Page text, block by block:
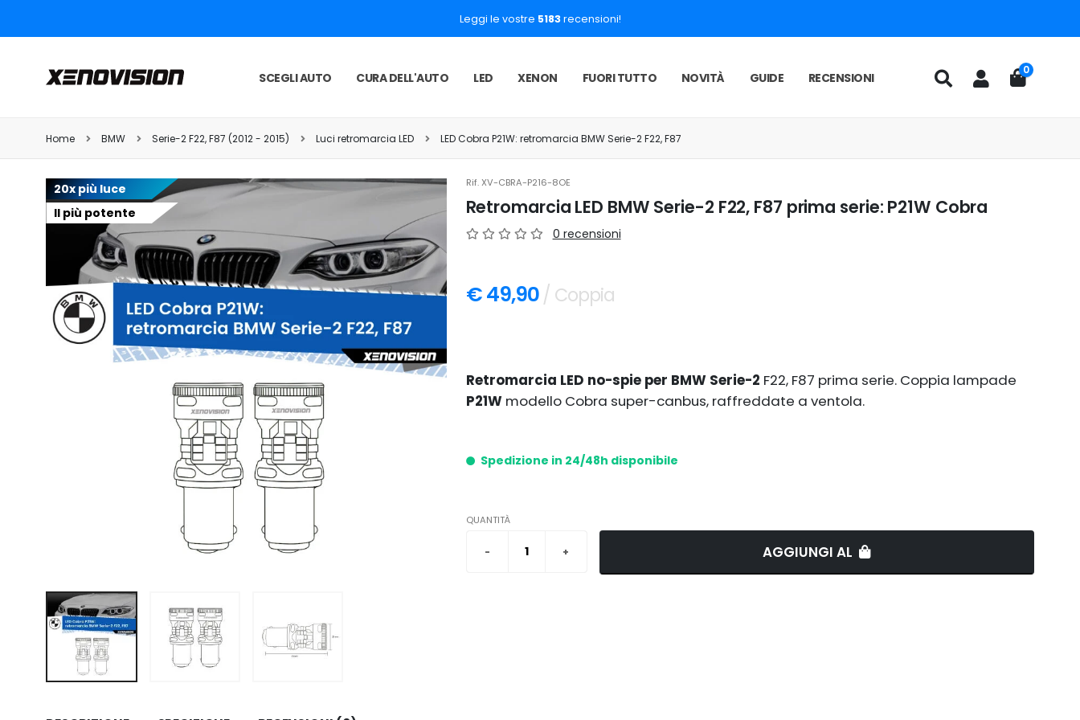
Leggi le vostre 5183recensioni!
SCEGLI AUTO CURA DELL'AUTO LED XENON FUORI TUTTO NOVITÀ GUIDE RECENSIONI
0
Home BMW Serie-2 F22, F87 (2012 - 2015) Luci retromarcia LED LED Cobra P21W: retromarcia BMW Serie-2 F22, F87
20x più luce
Il più potente
Rif.XV-CBRA-P216-8OE
Retromarcia LED BMW Serie-2 F22, F87 prima serie: P21W Cobra
0 recensioni
€ 49,90 / Coppia
Retromarcia LED no-spie per BMW Serie-2 F22, F87 prima serie. Coppia lampade
P21Wmodello Cobra super-canbus, raffreddate a ventola.
Spedizione in 24/48h disponibile
QUANTITÀ
AGGIUNGI AL